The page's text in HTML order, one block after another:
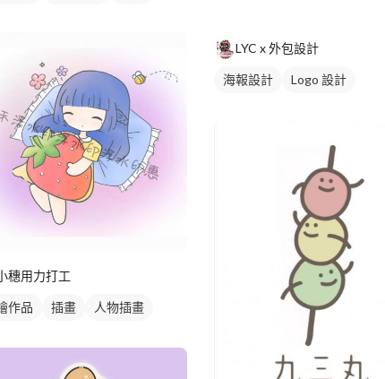
穗用力打工
作品 插畫 人物插畫
LYC x 外包設計
海報設計 Logo 設計